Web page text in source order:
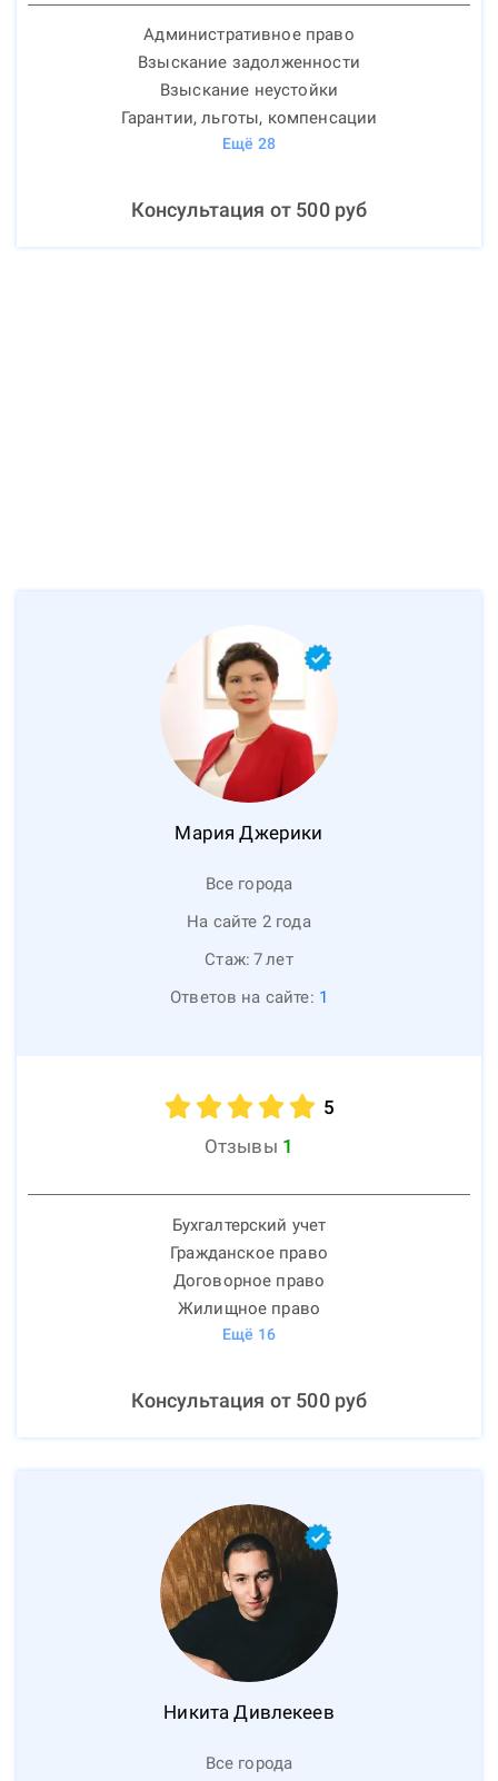
Административное право
Взыскание задолженности
Взыскание неустойки
Гарантии, льготы, компенсации
Ещё 28
Консультация от 500руб
Мария Джерики
Все города
На сайте 2 года
Стаж: 7лет
Ответов на сайте: 1
5
Отзывы 1
Бухгалтерский учет
Гражданское право
Договорное право
Жилищное право
Ещё 16
Консультация от 500руб
Никита Дивлекеев
Все города